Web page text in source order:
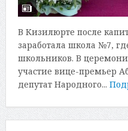
В Кизилюрте после
заработала школа №7,
школьников. В
участие вице-премьер
депутат Народного...